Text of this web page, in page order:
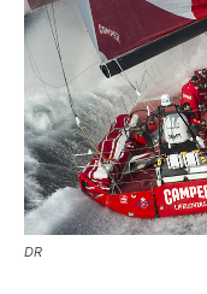
DR